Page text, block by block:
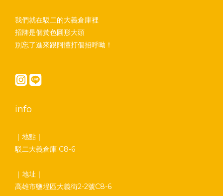
我們就在駁二的大義倉庫裡
招牌是個黃色圓形大頭
別忘了進來跟阿懂打個招呼呦！
info
｜地點｜
駁二大義倉庫 C8-6
｜地址｜
高雄市鹽埕區大義街2-2號C8-6